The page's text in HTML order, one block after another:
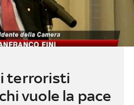
i terroristi
vuole la pace